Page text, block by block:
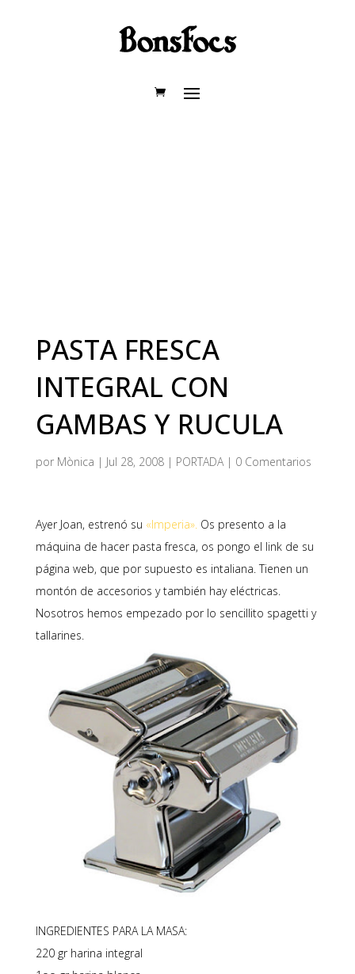
PASTA FRESCA
INTEGRAL CON
GAMBAS Y RUCULA
por Mònica | Jul 28, 2008| PORTADA| 0 Comentarios
Ayer Joan, estrenó su «Imperia». Os presento a la
máquina de hacer pasta fresca, os pongo el link de su
página web, que por supuesto es intaliana. Tienen un
montón de accesorios y también hay eléctricas.
Nosotros hemos empezado por lo sencillito spagetti y
tallarines.
INGREDIENTES PARA LA MASA:
220 gr harina integral